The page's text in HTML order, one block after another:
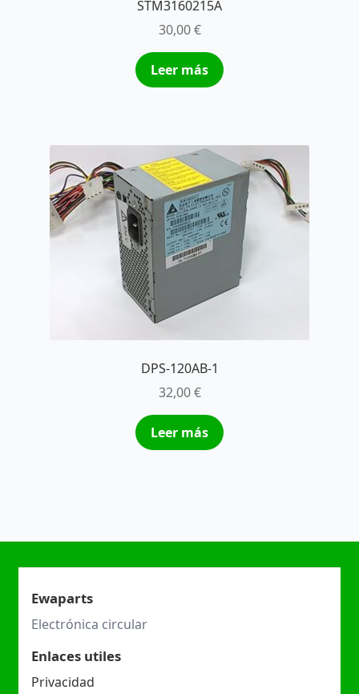
STM3160215A
30,00€
Leer más
DPS-120AB-1
32,00€
Leer más
Ewaparts
Electrónica circular
Enlaces utiles
Privacidad